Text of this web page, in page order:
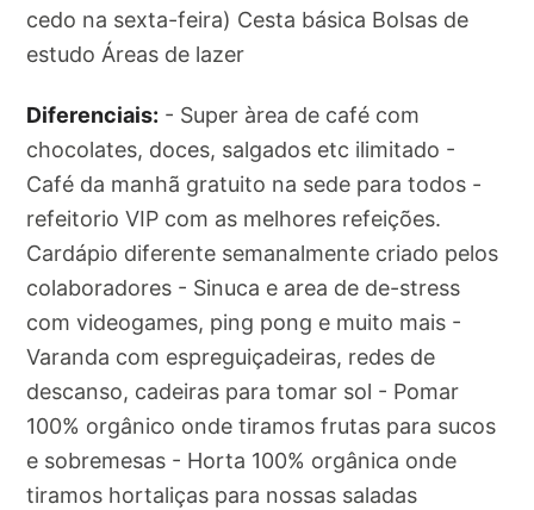
cedo na sexta-feira) Cesta básica Bolsas de
estudo Áreas de lazer
Diferenciais: - Super àrea de café com
chocolates, doces, salgados etc ilimitado -
Café da manhã gratuito na sede para todos -
refeitorio VIP com as melhores refeições.
Cardápio diferente semanalmente criado pelos
colaboradores - Sinuca e area de de-stress
com videogames, ping pong e muito mais -
Varanda com espreguiçadeiras, redes de
descanso, cadeiras para tomar sol - Pomar
100% orgânico onde tiramos frutas para sucos
e sobremesas - Horta 100% orgânica onde
tiramos hortaliças para nossas saladas